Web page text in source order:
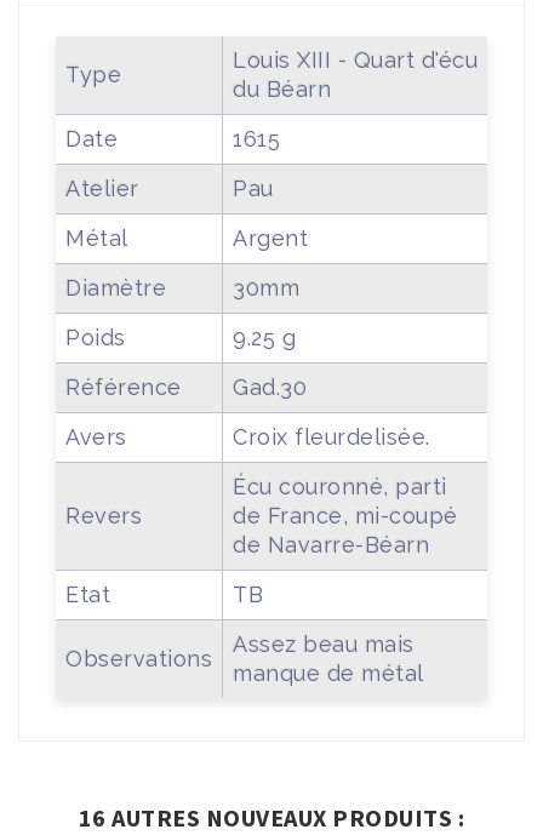
Type
Louis XIII - Quart d'écu
du Béarn
Date
1615
Atelier
Pau
Métal
Argent
Diamètre
30mm
Poids
9.25 g
Référence
Gad.30
Avers
Croix fleurdelisée.
Revers
Écu couronné, parti
de France, mi-coupé
de Navarre-Béarn
Etat
TB
Observations
Assez beau mais
manque de métal
16 AUTRES NOUVEAUX PRODUITS :